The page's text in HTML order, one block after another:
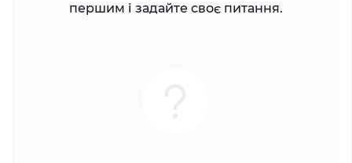
першим і задайте своє питання.